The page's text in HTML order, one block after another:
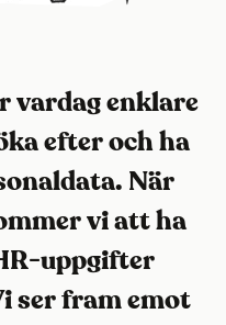
vardag enklare
efter och ha
När
vi att ha
uppgifter
ser fram emot